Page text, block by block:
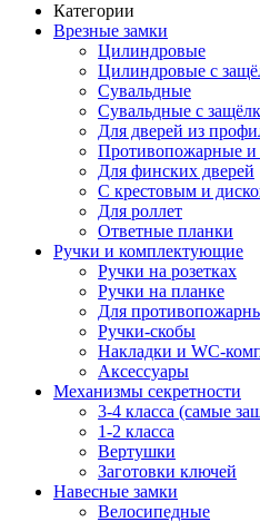
Категории
Врезные замки
Цилиндровые
Цилиндровые с
Сувальдные
Сувальдные с
Для дверей из
Противопожарные и
Для финских дверей
С крестовым и
Для роллет
Ответные планки
Ручки и комплектующие
Ручки на розетках
Ручки на планке
Для
Ручки-скобы
Накладки и WC-
Аксессуары
Механизмы секретности
3-4 класса (самые
1-2 класса
Вертушки
Заготовки ключей
Навесные замки
Велосипедные